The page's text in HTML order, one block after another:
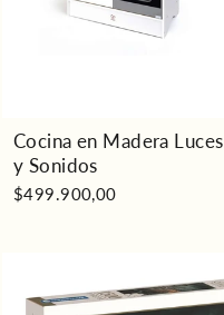
Cocina en Madera Luces
y Sonidos
$499.900,00